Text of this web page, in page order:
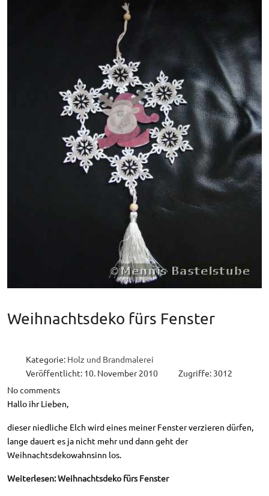
Weihnachtsdeko fürs Fenster
Kategorie: Holz und Brandmalerei
Veröffentlicht: 10. November 2010
Zugriffe: 3012
No comments
Hallo ihr Lieben,
dieser niedliche Elch wird eines meiner Fenster verzieren dürfen,
lange dauert es ja nicht mehr und dann geht der
Weihnachtsdekowahnsinn los.
Weiterlesen: Weihnachtsdeko fürs Fenster